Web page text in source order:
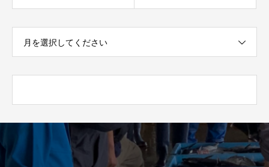
月を選択してください